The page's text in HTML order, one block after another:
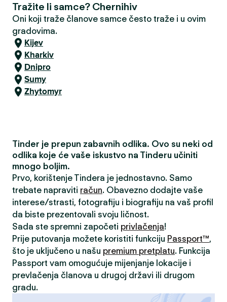
Tražite li samce? Chernihiv
Oni koji traže članove samce često traže i u ovim
gradovima.
Kijev
Kharkiv
Dnipro
Sumy
Zhytomyr
Tinder je prepun zabavnih odlika. Ovo su neki od
odlika koje će vaše iskustvo na Tinderu učiniti
mnogo boljim.
Prvo, korištenje Tindera je jednostavno. Samo
trebate napraviti račun. Obavezno dodajte vaše
interese/strasti, fotografiju i biografiju na vaš profil
da biste prezentovali svoju ličnost.
Sada ste spremni započeti privlačenja!
Prije putovanja možete koristiti funkciju Passport™,
što je uključeno u našu premium pretplatu. Funkcija
Passport vam omogućuje mijenjanje lokacije i
prevlačenja članova u drugoj državi ili drugom
gradu.